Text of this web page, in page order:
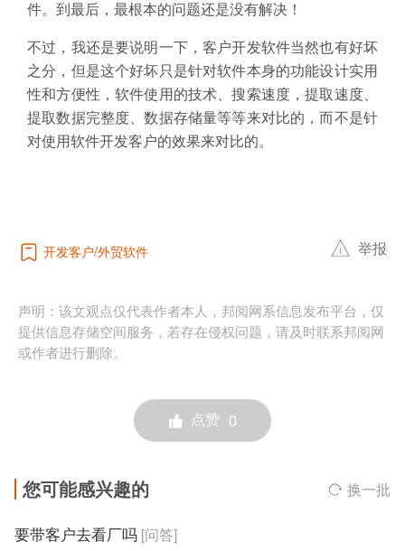
件。到最后，最根本的问题还是没有解决！
不过，我还是要说明一下，客户开发软件当然也有好坏
之分，但是这个好坏只是针对软件本身的功能设计实用
性和方便性，软件使用的技术、搜索速度，提取速度、
提取数据完整度、数据存储量等等来对比的，而不是针
对使用软件开发客户的效果来对比的。
开发客户 外贸软件 举报
声明：该文观点仅代表作者本人，邦阅网系信息发布平台，仅
提供信息存储空间服务，若存在侵权问题，请及时联系邦阅网
或作者进行删除。
点赞 0
您可能感兴趣的 换一批
要带客户去看厂吗 [问答]